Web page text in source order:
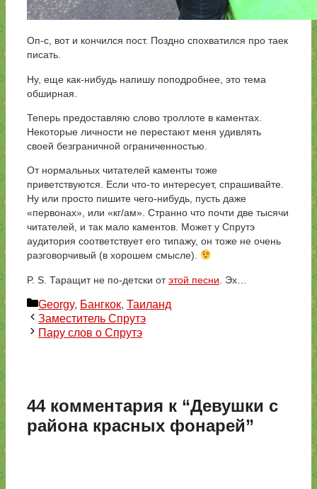
Оп-с, вот и кончился пост. Поздно спохватился про таек
писать.
Ну, еще как-нибудь напишу поподробнее, это тема
обширная.
Теперь предоставляю слово троллоте в каментах.
Некоторые личности не перестают меня удивлять
своей безграничной ограниченностью.
От нормальных читателей каменты тоже
приветствуются. Если что-то интересует, спрашивайте.
Ну или просто пишите чего-нибудь, пусть даже
«первонах», или «кг/ам». Странно что почти две тысячи
читателей, и так мало каментов. Может у Спрутэ
аудитория соответствует его типажу, он тоже не очень
разговорчивый (в хорошем смысле).
P. S. Таращит не по-детски отэтой песни . Эх…
Рубрики
Georgy, Бангкок, Таиланд
Заместитель Спрутэ
Пару слов о Спрутэ
44 комментария к “Девушки с
района красных фонарей”